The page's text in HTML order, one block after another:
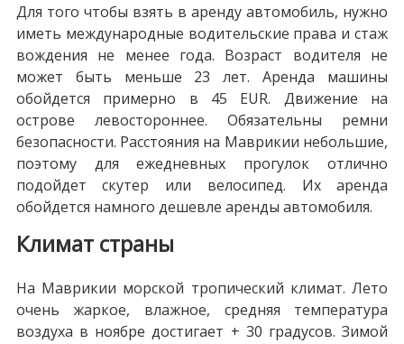
Для того чтобы взять в аренду автомобиль, нужно
иметь международные водительские права и стаж
вождения не менее года. Возраст водителя не
может быть меньше 23 лет. Аренда машины
обойдется примерно в 45 EUR. Движение на
острове левостороннее. Обязательны ремни
безопасности. Расстояния на Маврикии небольшие,
поэтому для ежедневных прогулок отлично
подойдет скутер или велосипед. Их аренда
обойдется намного дешевле аренды автомобиля.
Климат страны
На Маврикии морской тропический климат. Лето
очень жаркое, влажное, средняя температура
воздуха в ноябре достигает + 30 градусов. Зимой